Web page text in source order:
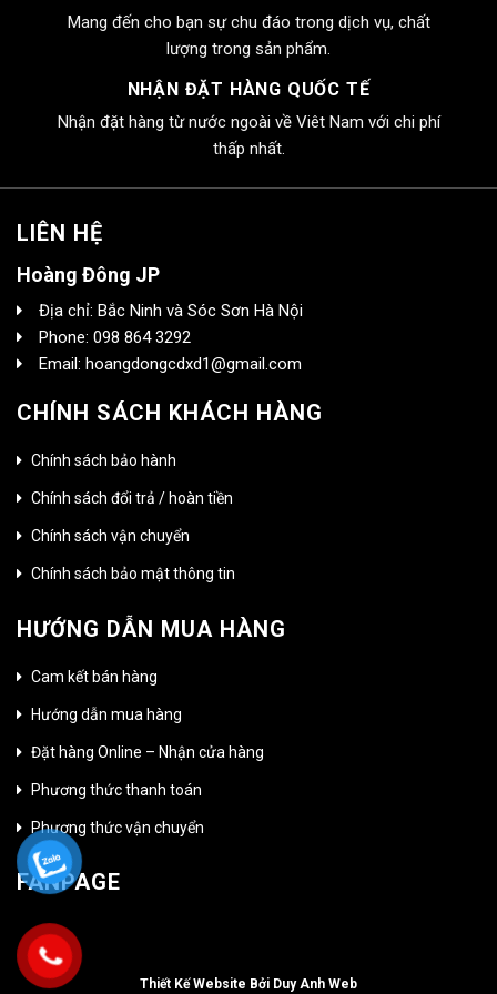
Mang đến cho bạn sự chu đáo trong dịch vụ, chất
lượng trong sản phẩm.
NHẬN ĐẶT HÀNG QUỐC TẾ
Nhận đặt hàng từ nước ngoài về Viêt Nam với chi phí
thấp nhất.
LIÊN HỆ
Hoàng Đông JP
Địa chỉ: Bắc Ninh và Sóc Sơn Hà Nội
Phone: 098 864 3292
Email: hoangdongcdxd1@gmail.com
CHÍNH SÁCH KHÁCH HÀNG
Chính sách bảo hành
Chính sách đổi trả / hoàn tiền
Chính sách vận chuyển
Chính sách bảo mật thông tin
HƯỚNG DẪN MUA HÀNG
Cam kết bán hàng
Hướng dẫn mua hàng
Đặt hàng Online – Nhận cửa hàng
Phương thức thanh toán
Phương thức vận chuyển
FANPAGE
Thiết Kế Website Bởi Duy Anh Web